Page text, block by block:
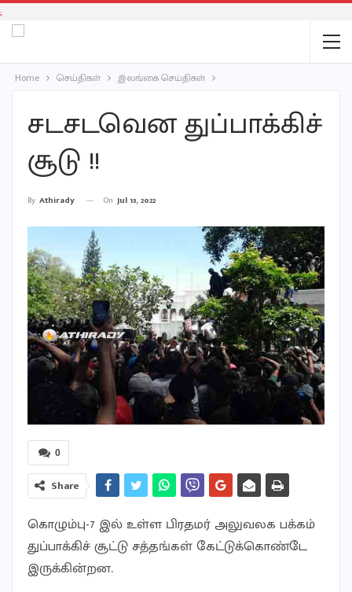
;
Home செய்திகள் இலங்கை செய்திகள்
சடசடவென துப்பாக்கிச்
சூடு !!
By Athirady On Jul 13, 2022
0
Share
கொழும்பு-7 இல் உள்ள பிரதமர் அலுவலக பக்கம்
துப்பாக்கிச் சூட்டு சத்தங்கள் கேட்டுக்கொண்டே
இருக்கின்றன.